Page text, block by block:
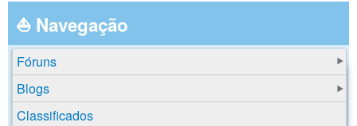
⛵ Navegação
Fóruns
Blogs
Classificados